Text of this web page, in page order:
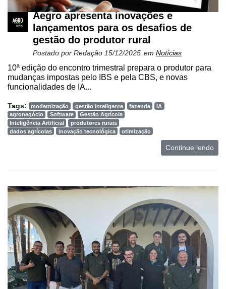
Aegro apresenta inovações e
lançamentos para os desafios de
gestão do produtor rural
Postado por Redação 15/12/2025 em Notícias
10ª edição do encontro trimestral prepara o produtor para
mudanças impostas pelo IBS e pela CBS, e novas
funcionalidades de IA...
Tags: modernização gestão inteligente fazenda
IA
agronegócio
Software
Gestão Agrícola
Inteligência Artificial
produtores rurais
dados agrícolas
inovação tecnológica otimização
Continue lendo